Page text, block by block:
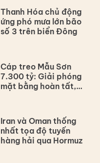
Thanh Hóa chủ động
ứng phó mưa lớn bão
số 3 trên biển Đông
Cáp treo Mẫu Sơn
7.300 tỷ: Giải phóng
mặt bằng hoàn tất,
Iran và Oman thống
nhất tọa độ tuyến
hàng hải qua Hormuz